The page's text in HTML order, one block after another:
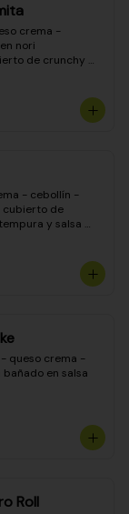
crema -
nori
de crunchy
- cebollín -
cubierto de
y salsa
queso crema -
en salsa
Roll